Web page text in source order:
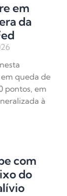
em
da
queda de
pontos, em
à
com
do